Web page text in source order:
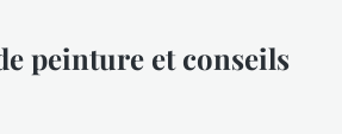
peinture et conseils